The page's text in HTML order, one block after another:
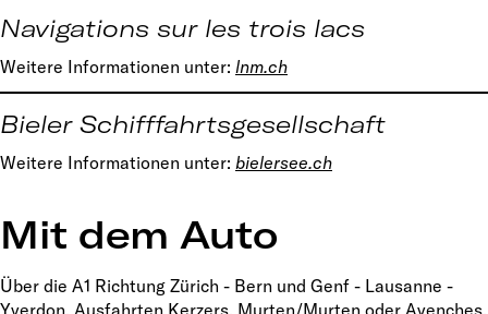
Navigations sur les trois lacs
Weitere Informationen unter: lnm.ch
Bieler Schifffahrtsgesellschaft
Weitere Informationen unter: bielersee.ch
Mit dem Auto
Über die A1 Richtung Zürich - Bern und Genf - Lausanne -
Yverdon. Ausfahrten Kerzers, Murten/Murten oder Avenches,